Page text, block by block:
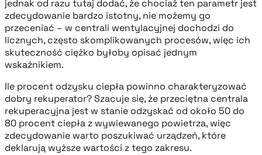
jednak od razu tutaj dodać, że chociaż ten parametr jest
zdecydowanie bardzo istotny, nie możemy go
przeceniać – w centrali wentylacyjnej dochodzi do
licznych, często skomplikowanych procesów, więc ich
skuteczność ciężko byłoby opisać jednym
wskaźnikiem.
Ile procent odzysku ciepła powinno charakteryzować
dobry rekuperator? Szacuje się, że przeciętna centrala
rekuperacyjna jest w stanie odzyskać od około 50 do
80 procent ciepła z wywiewanego powietrza, więc
zdecydowanie warto poszukiwać urządzeń, które
deklarują wyższe wartości z tego zakresu.